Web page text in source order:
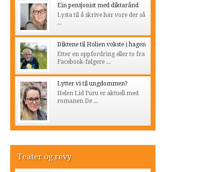
Ein pensjonist med diktarånd
Lysta til å skrive har vore der så
...
Diktene til Holien vokste i hagen
Etter en oppfordring eller to fra
Facebook-følgere ...
Lytter vi til ungdommen?
Helen Lid Furu er aktuell med
romanen De ...
Teater og revy